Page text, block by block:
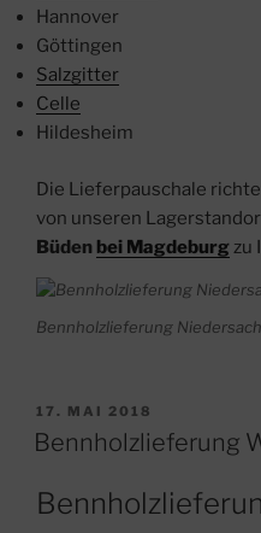
Hannover
Göttingen
Salzgitter
Celle
Hildesheim
Die Lieferpauschale
von unseren
Büden bei Magdeburgzu
Bennholzlieferung
VERÖFFENTLICHT
AM
17. MAI 2018
Bennholzlieferung